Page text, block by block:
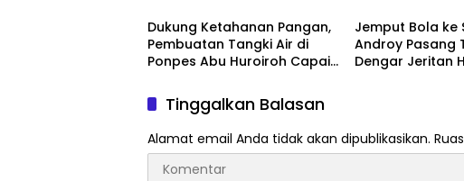
Dukung Ketahanan Pangan,
Pembuatan Tangki Air di
Ponpes Abu Huroiroh Capai
Jemput Bola ke
Androy Pasang
Dengar Jeritan
Tinggalkan Balasan
Alamat email Anda tidak akan dipublikasikan.